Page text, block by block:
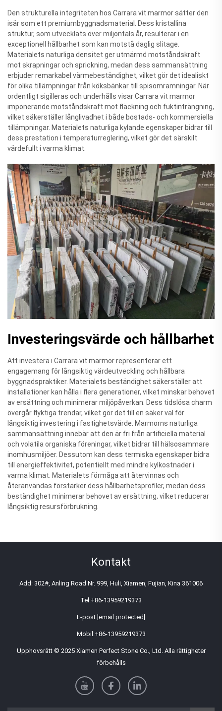
Den strukturella integriteten hos Carrara vit marmor sätter den
isär som ett premiumbyggnadsmaterial. Dess kristallina
struktur, som utvecklats över miljontals år, resulterar i en
exceptionell hållbarhet som kan motstå daglig slitage.
Materialets naturliga densitet ger utmärmd motståndskraft
mot skrapningar och sprickning, medan dess sammansättning
erbjuder remarkabel värmebeständighet, vilket gör det idealiskt
för olika tillämpningar från köksbänkar till spisomramningar. När
ordentligt sigilleras och underhålls visar Carrara vit marmor
imponerande motståndskraft mot fläckning och fuktinträngning,
vilket säkerställer långlivadhet i både bostads- och kommersiella
tillämpningar. Materialets naturliga kylande egenskaper bidrar till
dess prestation i temperaturreglering, vilket gör det särskilt
värdefullt i varma klimat.
Investeringsvärde och hållbarhet
Att investera i Carrara vit marmor representerar ett
engagemang för långsiktig värdeutveckling och hållbara
byggnadspraktiker. Materialets beständighet säkerställer att
installationer kan hålla i flera generationer, vilket minskar behovet
av ersättning och minimerar miljöpåverkan. Dess tidslösa charm
övergår flyktiga trendar, vilket gör det till en säker val för
långsiktig investering i fastighetsvärde. Marmorns naturliga
sammansättning innebär att den är fri från artificiella material
och volatila organiska föreningar, vilket bidrar till hälsosammare
inomhusmiljöer. Dessutom kan dess termiska egenskaper bidra
till energieffektivitet, potentiellt med mindre kylkostnader i
varma klimat. Materialets förmåga att återvinnas och
återanvändas förstärker dess hållbarhetsprofiler, medan dess
beständighet minimerar behovet av ersättning, vilket reducerar
långsiktig resursförbrukning.
Kontakt
Add: 302#, Anling Road Nr. 999, Huli, Xiamen, Fujian, Kina 361006
Tel:+86-13959219373
E-post: [email protected]
Mobil:+86-13959219373
Upphovsrätt © 2025 Xiamen Perfect Stone Co., Ltd. Alla rättigheter
förbehålls